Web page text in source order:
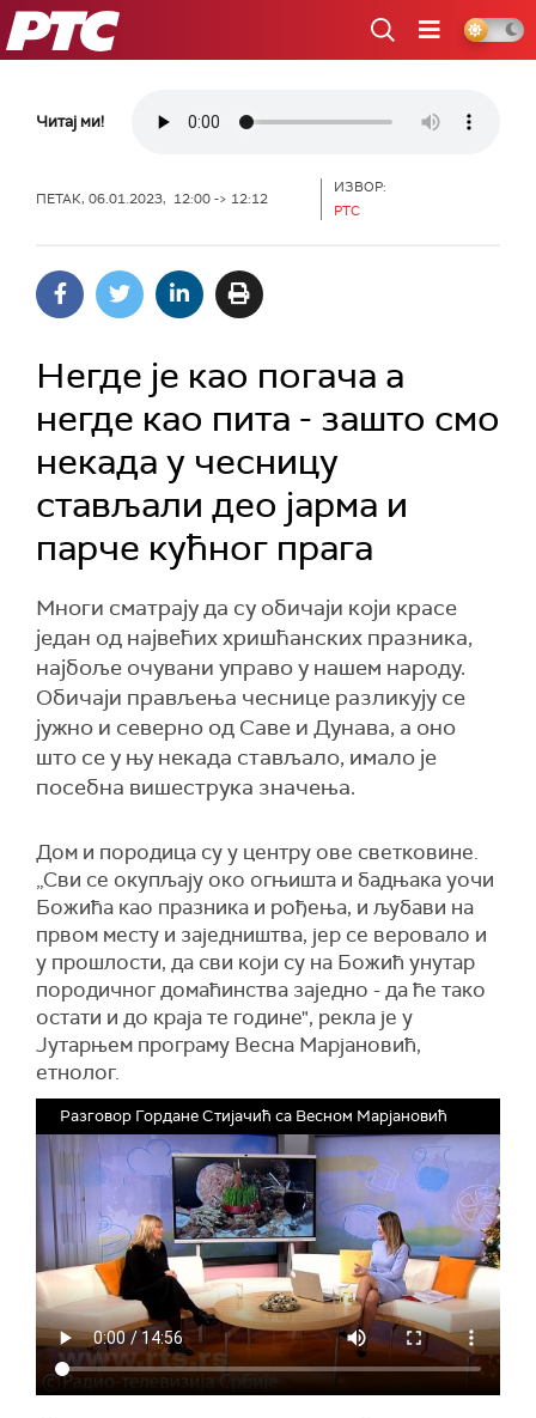
РТС
Читај ми!
ПЕТАК, 06.01.2023, 12:00 -> 12:12
ИЗВОР:
РТС
Негде је као погача а
негде као пита - зашто смо
некада у чесницу
стављали део јарма и
парче кућног прага
Многи сматрају да су обичаји који красе
један од највећих хришћанских празника,
најбоље очувани управо у нашем народу.
Обичаји прављења чеснице разликују се
јужно и северно од Саве и Дунава, а оно
што се у њу некада стављало, имало је
посебна вишеструка значења.
Дом и породица су у центру ове светковине.
„Сви се окупљају око огњишта и бадњака уочи
Божића као празника и рођења, и љубави на
првом месту и заједништва, јер се веровало и
у прошлости, да сви који су на Божић унутар
породичног домаћинства заједно - да ће тако
остати и до краја те године", рекла је у
Јутарњем програму Весна Марјановић,
етнолог.
Разговор Гордане Стијачић са Весном Марјановић